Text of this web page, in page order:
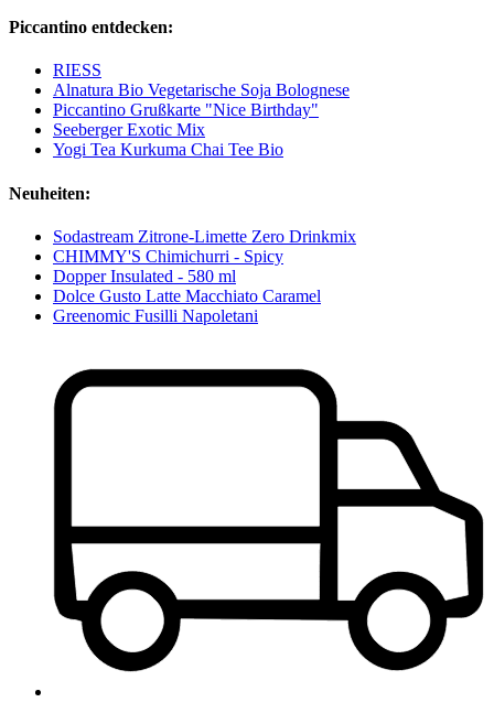
Piccantino entdecken:
RIESS
Alnatura Bio Vegetarische Soja Bolognese
Piccantino Grußkarte "Nice Birthday"
Seeberger Exotic Mix
Yogi Tea Kurkuma Chai Tee Bio
Neuheiten:
Sodastream Zitrone-Limette Zero Drinkmix
CHIMMY'S Chimichurri - Spicy
Dopper Insulated - 580 ml
Dolce Gusto Latte Macchiato Caramel
Greenomic Fusilli Napoletani